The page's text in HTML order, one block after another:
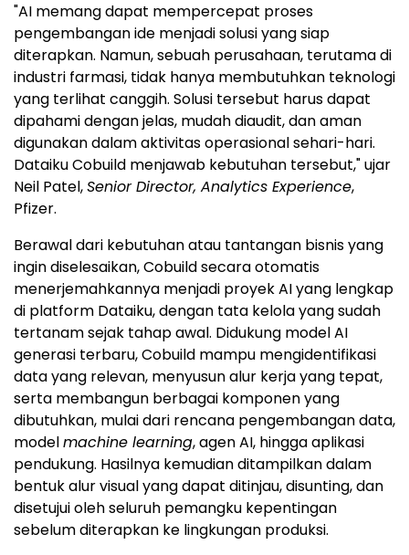
"AI memang dapat mempercepat proses
pengembangan ide menjadi solusi yang siap
diterapkan. Namun, sebuah perusahaan, terutama di
industri farmasi, tidak hanya membutuhkan teknologi
yang terlihat canggih. Solusi tersebut harus dapat
dipahami dengan jelas, mudah diaudit, dan aman
digunakan dalam aktivitas operasional sehari-hari.
Dataiku Cobuild menjawab kebutuhan tersebut," ujar
Neil Patel,Senior Director, Analytics Experience,
Pfizer.
Berawal dari kebutuhan atau tantangan bisnis yang
ingin diselesaikan, Cobuild secara otomatis
menerjemahkannya menjadi proyek AI yang lengkap
di platform Dataiku, dengan tata kelola yang sudah
tertanam sejak tahap awal. Didukung model AI
generasi terbaru, Cobuild mampu mengidentifikasi
data yang relevan, menyusun alur kerja yang tepat,
serta membangun berbagai komponen yang
dibutuhkan, mulai dari rencana pengembangan data,
modelmachine learning, agen AI, hingga aplikasi
pendukung. Hasilnya kemudian ditampilkan dalam
bentuk alur visual yang dapat ditinjau, disunting, dan
disetujui oleh seluruh pemangku kepentingan
sebelum diterapkan ke lingkungan produksi.